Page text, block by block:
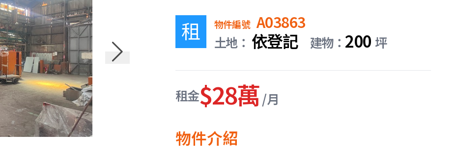
租 物件編號 A03863
土地： 依登記 建物： 200 坪
租金$28萬/月
物件介紹